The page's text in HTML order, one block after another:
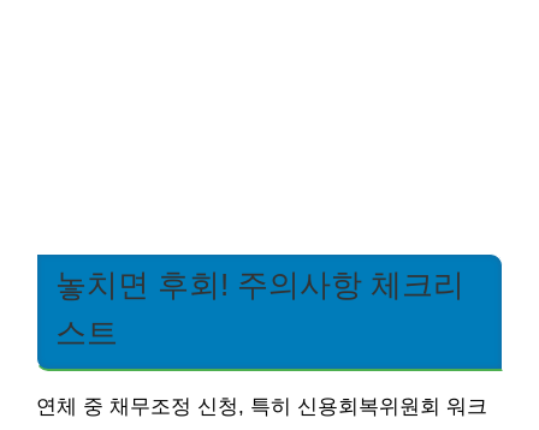
놓치면 후회! 주의사항 체크리
스트
연체 중 채무조정 신청, 특히 신용회복위원회 워크